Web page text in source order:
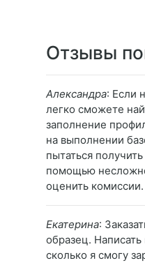
Отзывы
Александра: Если
легко сможете
заполнение
на выполнении
пытаться
помощью
оценить комиссии.
Екатерина:
образец.
сколько я смогу